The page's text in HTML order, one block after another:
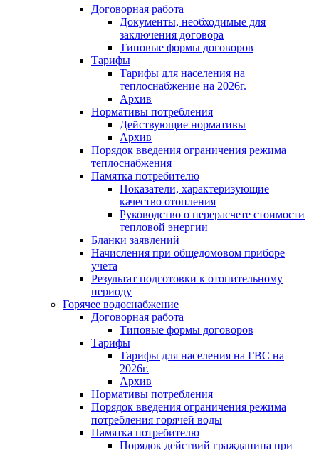
Договорная работа
Документы, необходимые для
заключения договора
Типовые формы договоров
Тарифы
Тарифы для населения на
теплоснабжение на 2026г.
Архив
Нормативы потребления
Действующие нормативы
Архив
Порядок введения ограничения режима
теплоснабжения
Памятка потребителю
Показатели, характеризующие
качество отопления
Руководство о перерасчете стоимости
тепловой энергии
Бланки заявлений
Начисления при общедомовом приборе
учета
Результат подготовки к отопительному
периоду
Горячее водоснабжение
Договорная работа
Типовые формы договоров
Тарифы
Тарифы для населения на ГВС на
2026г.
Архив
Нормативы потребления
Порядок введения ограничения режима
потребления горячей воды
Памятка потребителю
Порядок действий гражданина при